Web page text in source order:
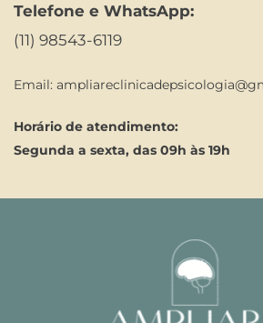
Telefone e WhatsApp:
(11) 98543-6119
Email:
Horário de atendimento:
Segunda a sexta, das 09h às 19h